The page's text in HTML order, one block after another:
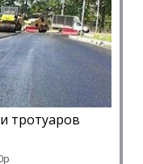
тротуаров